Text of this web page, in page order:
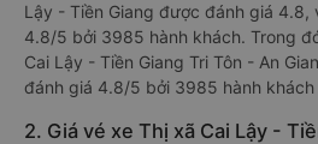
Lậy - Tiền Giang được đánh giá 4.8,
4.8/5 bởi 3985 hành khách. Trong
Cai Lậy - Tiền Giang Tri Tôn - An
đánh giá 4.8/5 bởi 3985 hành khách
2. Giá vé xe Thị xã Cai Lậy -